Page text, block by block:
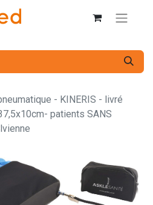
- KINERIS - livré
patients SANS